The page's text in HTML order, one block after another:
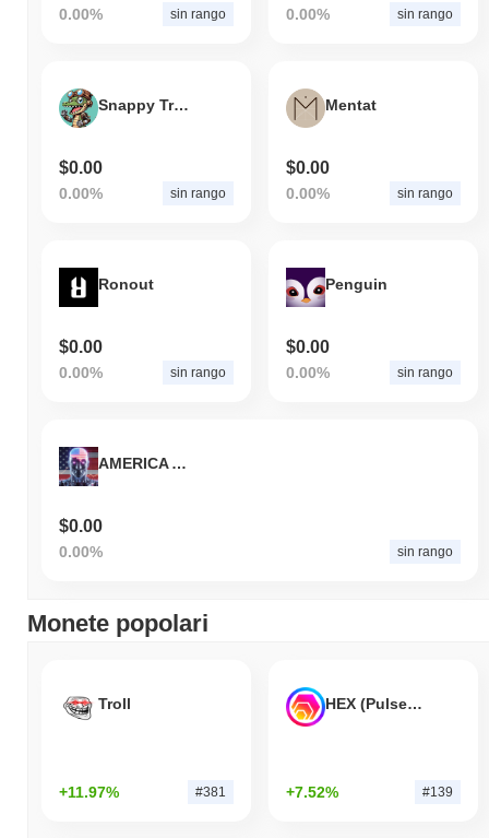
0.00% sin rango 0.00% sin rango
Snappy Trades
$0.00
0.00% sin rango
Mentat
$0.00
0.00% sin rango
Ronout
$0.00
0.00% sin rango
Penguin
$0.00
0.00% sin rango
AMERICA AI Agent
$0.00
0.00% sin rango
Monete popolari
Troll
+11.97% #381
HEX (Pulsechain)
+7.52% #139